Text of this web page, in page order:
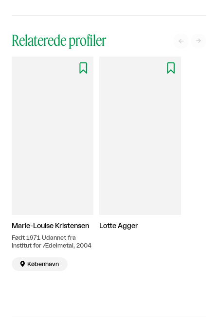
Relaterede profiler  

Marie-Louise Kristensen
Født 1971 Udannet fra
Institut for Ædelmetal, 2004
 København

Lotte Agger